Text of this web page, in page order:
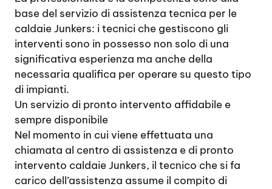
base del servizio di assistenza tecnica per le
caldaie Junkers: i tecnici che gestiscono gli
interventi sono in possesso non solo di una
significativa esperienza ma anche della
necessaria qualifica per operare su questo tipo
di impianti.
Un servizio di pronto intervento affidabile e
sempre disponibile
Nel momento in cui viene effettuata una
chiamata al centro di assistenza e di pronto
intervento caldaie Junkers, il tecnico che si fa
carico dell’assistenza assume il compito di